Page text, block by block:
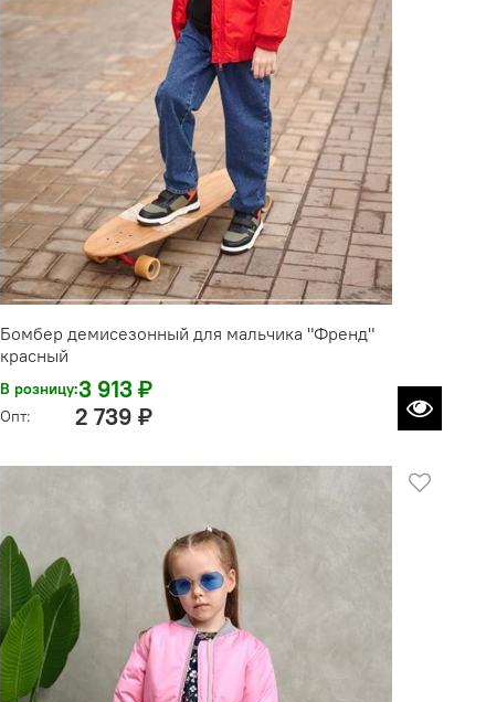
Бомбер демисезонный для мальчика "Френд"
красный
В розницу:3 913 ₽
Опт: 2 739 ₽